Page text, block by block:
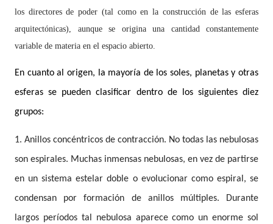
los directores de poder (tal como en la construcción de las esferas
arquitectónicas), aunque se origina una cantidad constantemente
variable de materia en el espacio abierto.
En cuanto al origen, la mayoría de los soles, planetas y otras
esferas se pueden clasificar dentro de los siguientes diez
grupos:
1. Anillos concéntricos de contracción. No todas las nebulosas
son espirales. Muchas inmensas nebulosas, en vez de partirse
en un sistema estelar doble o evolucionar como espiral, se
condensan por formación de anillos múltiples. Durante
largos períodos tal nebulosa aparece como un enorme sol